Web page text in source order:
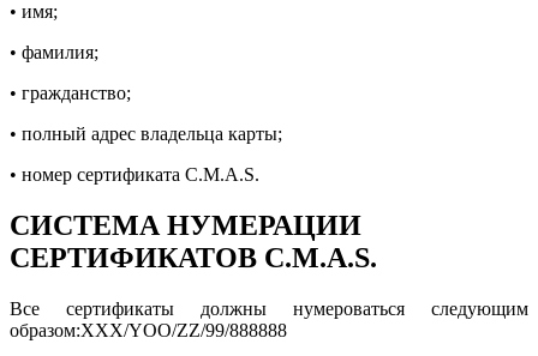
• имя;
• фамилия;
• гражданство;
• полный адрес владельца карты;
• номер сертификата C.M.A.S.
СИСТЕМА НУМЕРАЦИИ
СЕРТИФИКАТОВ C.M.A.S.
Все сертификаты должны нумероваться следующим
образом:XXX/YOO/ZZ/99/888888